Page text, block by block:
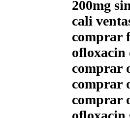
200mg
cali
comprar
ofloxacin
comprar
comprar
comprar